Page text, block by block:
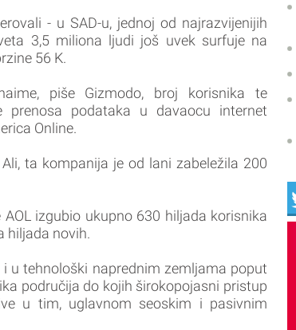
- u SAD-u, jednoj od najrazvijenijih
3,5 miliona ljudi još uvek surfuje na
56 K.
piše Gizmodo, broj korisnika te
prenosa podataka u davaocu internet
Online.
ta kompanija je od lani zabeležila 200
izgubio ukupno 630 hiljada korisnika
hiljada novih.
u tehnološki naprednim zemljama poput
područija do kojih širokopojasni pristup
u tim, uglavnom seoskim i pasivnim